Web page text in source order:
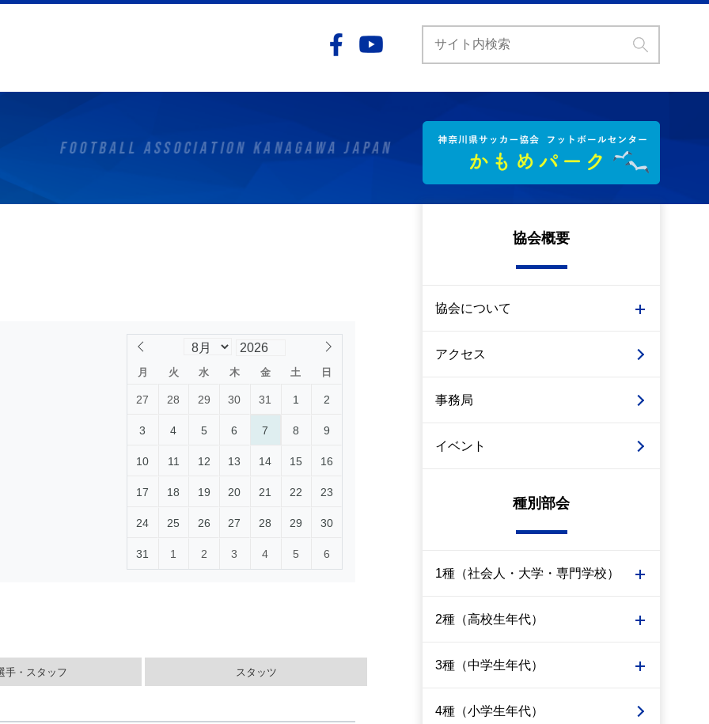
月 火 水 木 金 土 日
27 28 29 30 31 1 2
3 4 5 6 7 8 9
10 11 12 13 14 15 16
17 18 19 20 21 22 23
24 25 26 27 28 29 30
31 1 2 3 4 5 6
手・スタッフ スタッツ
協会概要
協会について
アクセス
事務局
イベント
種別部会
1種（社会人・大学・専門学校）
2種（高校生年代）
3種（中学生年代）
4種（小学生年代）